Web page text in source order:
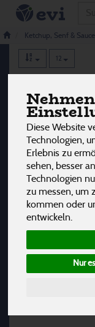
Diese Website
Technologien,
Erlebnis zu
sehen, besser
Technologien
zu messen, um
kommen oder
entwickeln.
Nur
Ketchup, Senf &
12